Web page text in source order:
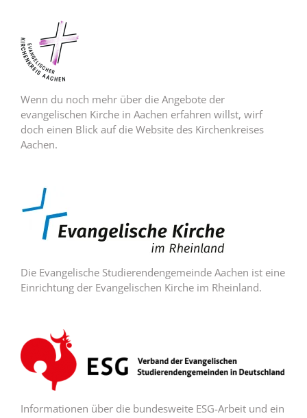
Wenn du noch mehr über die Angebote der
evangelischen Kirche in Aachen erfahren willst, wirf
doch einen Blick auf die Website des Kirchenkreises
Aachen.
Die Evangelische Studierendengemeinde Aachen ist eine
Einrichtung der Evangelischen Kirche im Rheinland.
Informationen über die bundesweite ESG-Arbeit und ein